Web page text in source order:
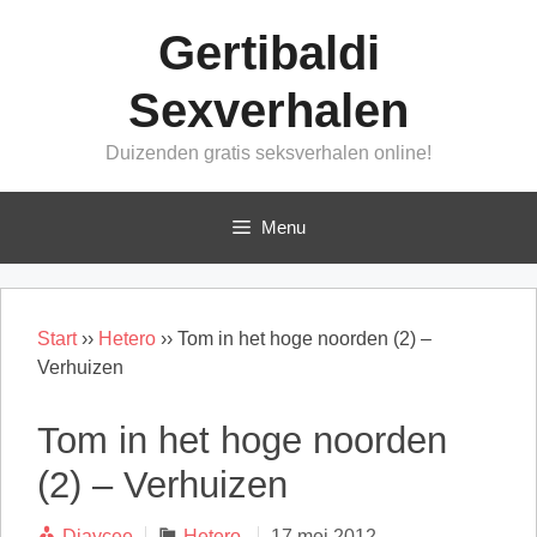
Gertibaldi
Sexverhalen
Duizenden gratis seksverhalen online!
Menu
Start›› Hetero ›› Tom in het hoge noorden (2) –
Verhuizen
Tom in het hoge noorden
(2) – Verhuizen
Categorieën